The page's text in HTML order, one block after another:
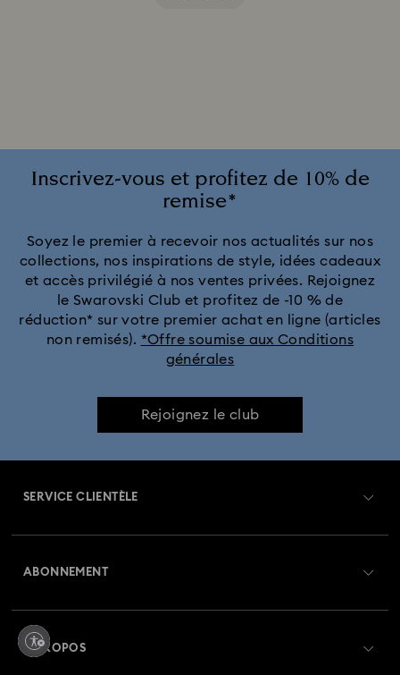
Inscrivez-vous et profitez de 10% de
remise*
Soyez le premier à recevoir nos actualités sur nos
collections, nos inspirations de style, idées cadeaux
et accès privilégié à nos ventes privées. Rejoignez
le Swarovski Club et profitez de -10 % de
réduction* sur votre premier achat en ligne (articles
non remisés). *Offre soumise aux Conditions
générales
Rejoignez le club
SERVICE CLIENTÈLE
Solde de la carte cadeau
ABONNEMENT
Swarovski Club
A PROPOS